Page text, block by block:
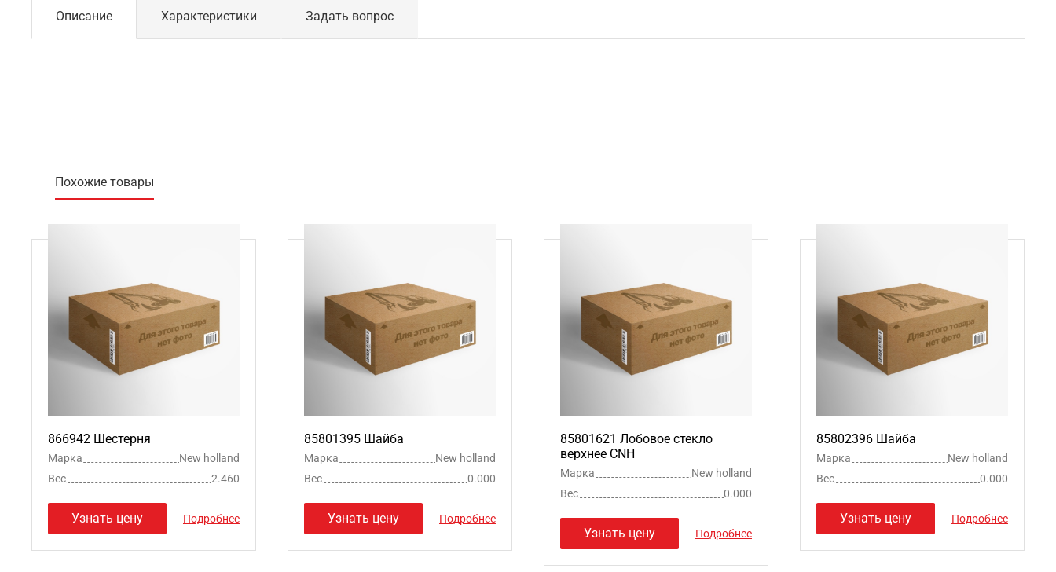
Описание Характеристики Задать вопрос
Похожие товары
866942 Шестерня
Марка
New holland
Вес
2.460
Узнать цену Подробнее
85801395 Шайба
Марка
New holland
Вес
0.000
Узнать цену Подробнее
85801621 Лобовое стекло
верхнее CNH
Марка
New holland
Вес
0.000
Узнать цену Подробнее
85802396 Шайба
Марка
New holland
Вес
0.000
Узнать цену Подробнее